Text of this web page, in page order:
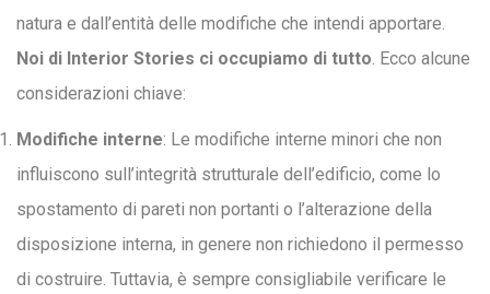
natura e dall’entità delle modifiche che intendi apportare.
Noi di Interior Stories ci occupiamo di tutto . Ecco alcune
considerazioni chiave:
Modifiche interne: Le modifiche interne minori che non
influiscono sull’integrità strutturale dell’edificio, come lo
spostamento di pareti non portanti o l’alterazione della
disposizione interna, in genere non richiedono il permesso
di costruire. Tuttavia, è sempre consigliabile verificare le